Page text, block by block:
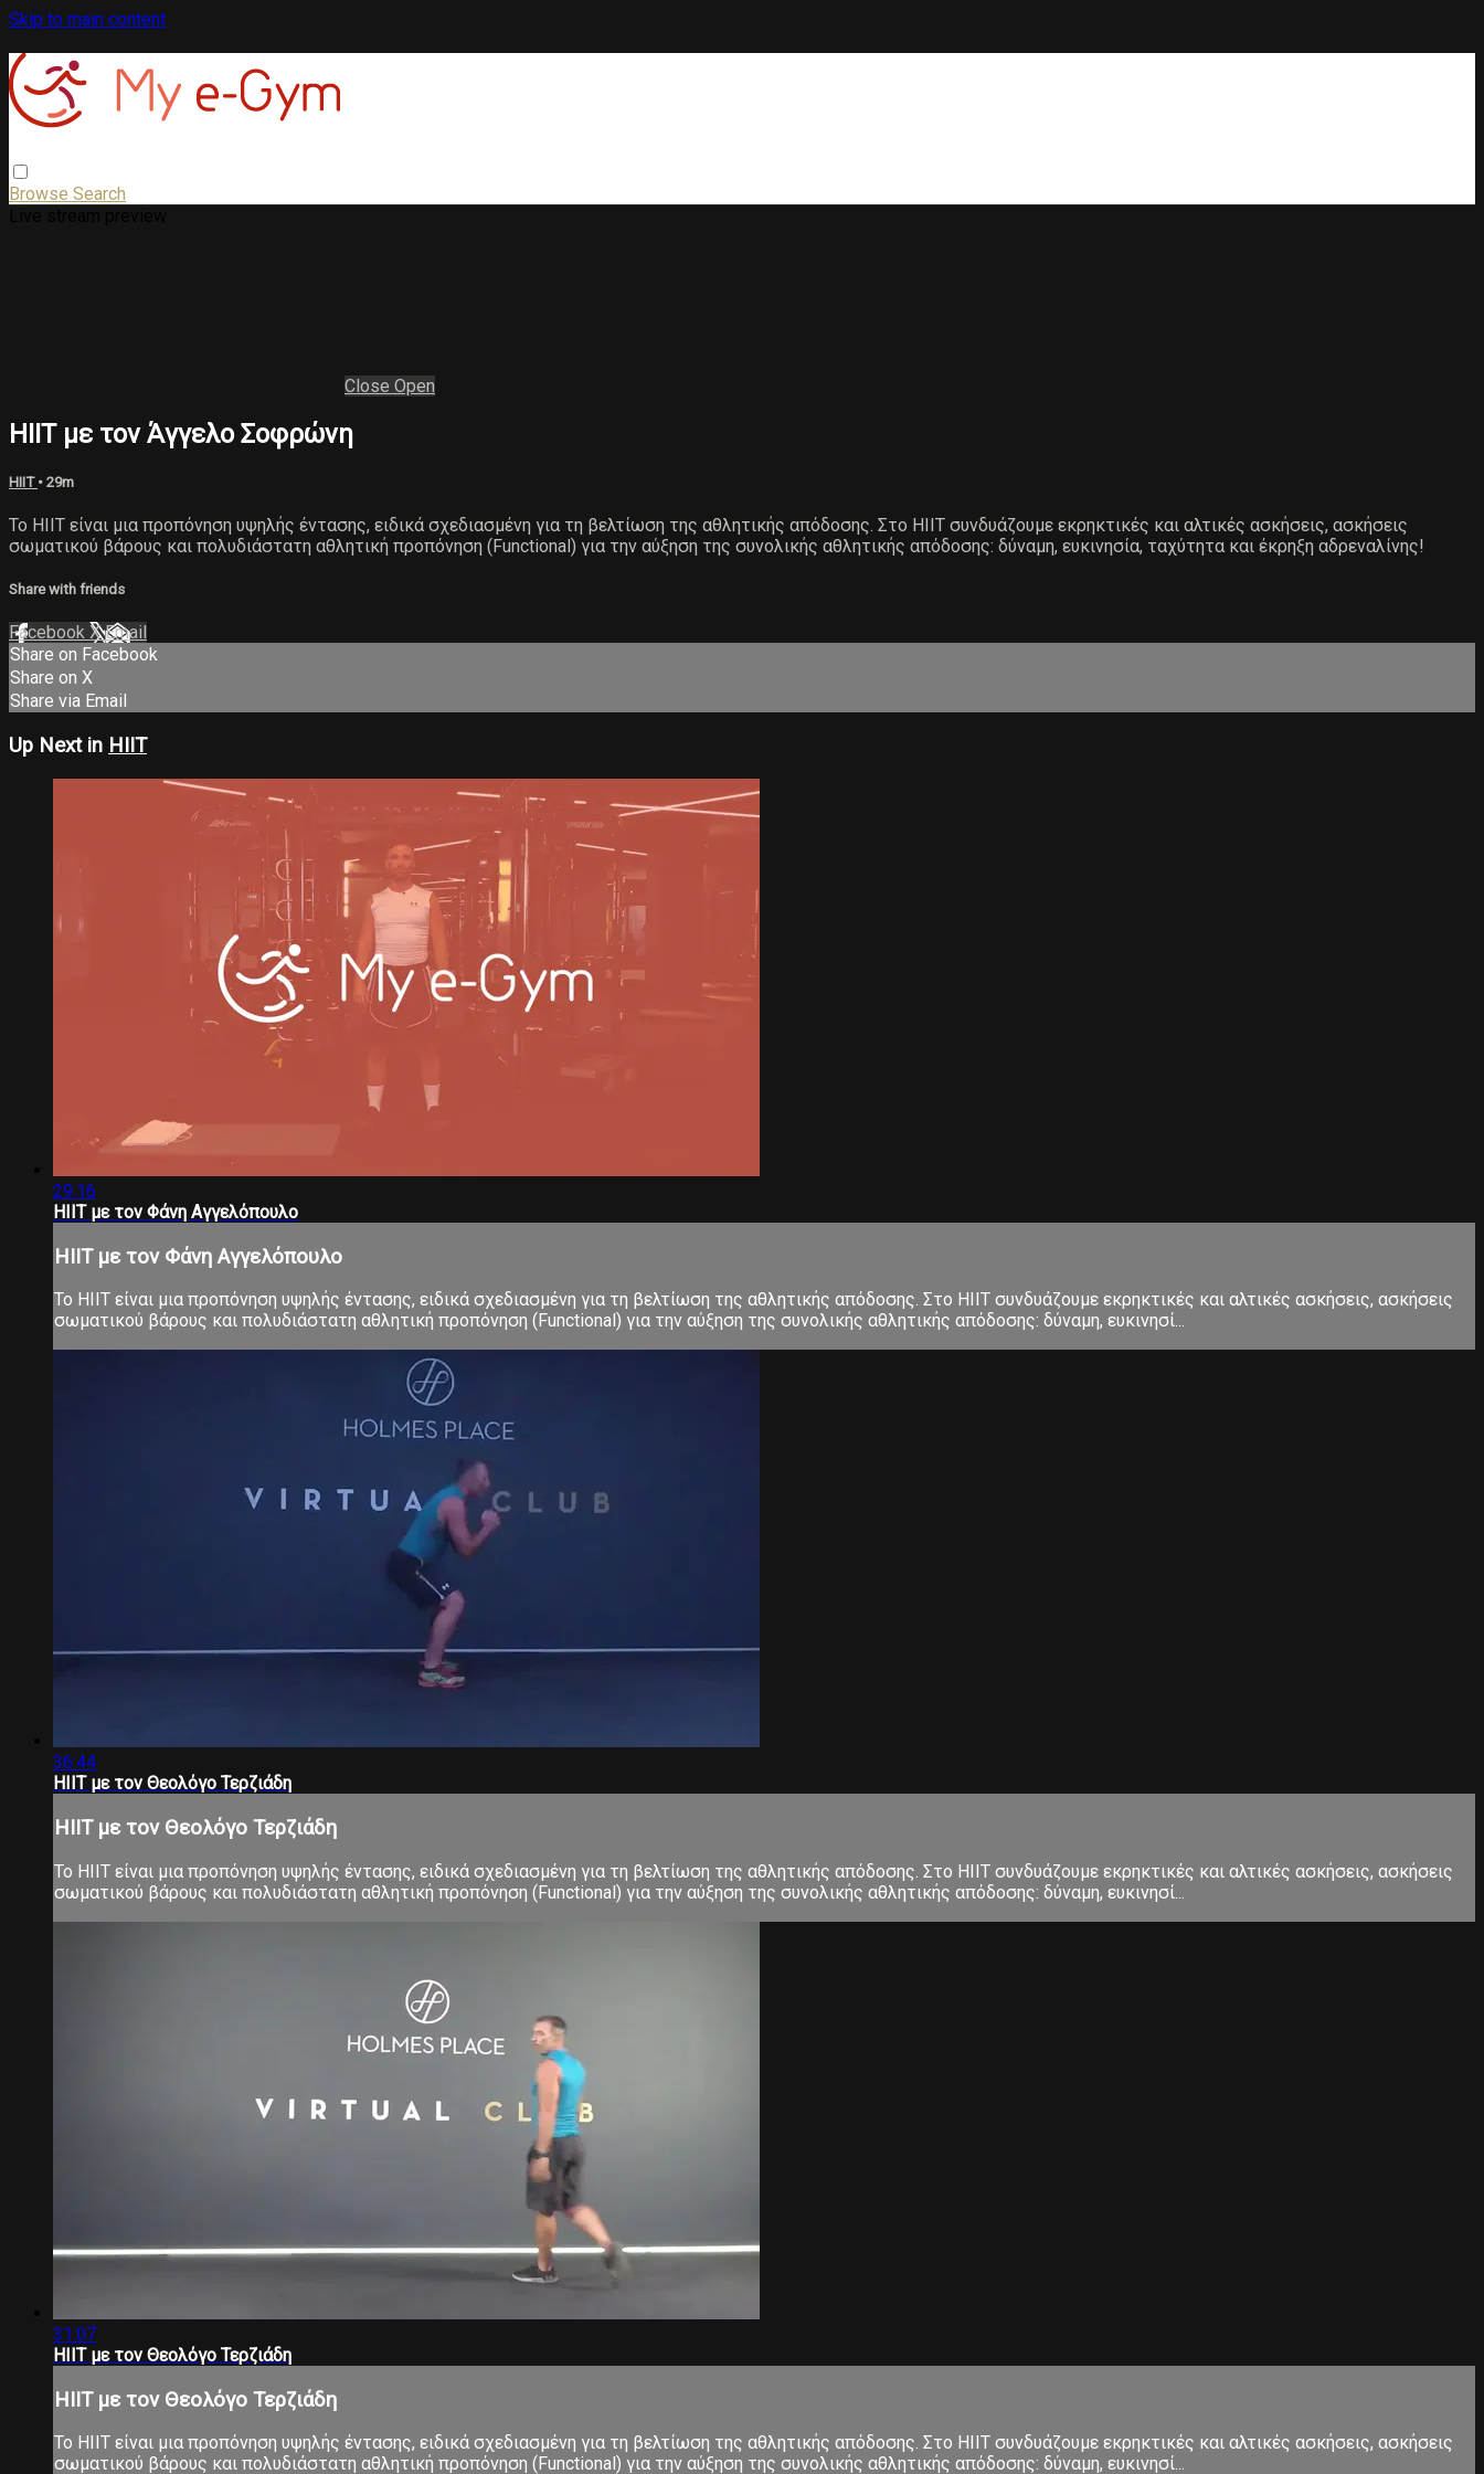
Skip to main content
Browse Search
Close Open
HIIT με τον Άγγελο Σοφρώνη
HIIT • 29m
Το ΗΙΙΤ είναι μια προπόνηση υψηλής έντασης, ειδικά σχεδιασμένη για τη βελτίωση της αθλητικής απόδοσης. Στο ΗΙΙΤ συνδυάζουμε εκρηκτικές και αλτικές ασκήσεις, ασκήσεις
σωματικού βάρους και πολυδιάστατη αθλητική προπόνηση (Functional) για την αύξηση της συνολικής αθλητικής απόδοσης: δύναμη, ευκινησία, ταχύτητα και έκρηξη αδρεναλίνης!
Share with friends
Facebook XEmail
Share on Facebook
Share on X
Share via Email
Up Next in HIIT
29:16
HIIT με τον Φάνη Αγγελόπουλο
HIIT με τον Φάνη Αγγελόπουλο
Το ΗΙΙΤ είναι μια προπόνηση υψηλής έντασης, ειδικά σχεδιασμένη για τη βελτίωση της αθλητικής απόδοσης. Στο ΗΙΙΤ συνδυάζουμε εκρηκτικές και αλτικές ασκήσεις, ασκήσεις
σωματικού βάρους και πολυδιάστατη αθλητική προπόνηση (Functional) για την αύξηση της συνολικής αθλητικής απόδοσης: δύναμη, ευκινησί...
36:44
HIIT με τον Θεολόγο Τερζιάδη
HIIT με τον Θεολόγο Τερζιάδη
Το ΗΙΙΤ είναι μια προπόνηση υψηλής έντασης, ειδικά σχεδιασμένη για τη βελτίωση της αθλητικής απόδοσης. Στο ΗΙΙΤ συνδυάζουμε εκρηκτικές και αλτικές ασκήσεις, ασκήσεις
σωματικού βάρους και πολυδιάστατη αθλητική προπόνηση (Functional) για την αύξηση της συνολικής αθλητικής απόδοσης: δύναμη, ευκινησί...
31:07
HIIT με τον Θεολόγο Τερζιάδη
HIIT με τον Θεολόγο Τερζιάδη
Το ΗΙΙΤ είναι μια προπόνηση υψηλής έντασης, ειδικά σχεδιασμένη για τη βελτίωση της αθλητικής απόδοσης. Στο ΗΙΙΤ συνδυάζουμε εκρηκτικές και αλτικές ασκήσεις, ασκήσεις
σωματικού βάρους και πολυδιάστατη αθλητική προπόνηση (Functional) για την αύξηση της συνολικής αθλητικής απόδοσης: δύναμη, ευκινησί...